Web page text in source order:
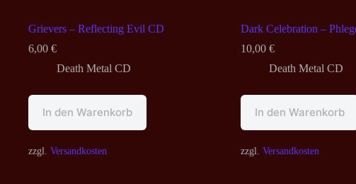
Grievers – Reflecting Evil CD
6,00 €
Death Metal CD
In den Warenkorb
zzgl. Versandkosten
Dark Celebration –
10,00 €
Death Metal CD
In den Warenkorb
zzgl. Versandkosten